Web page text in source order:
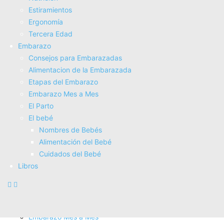
Estiramientos
Ergonomí­a
Tercera Edad
Embarazo
Consejos para Embarazadas
Alimentacion de la Embarazada
Etapas del Embarazo
Embarazo Mes a Mes
El Parto
El bebé
Nombres de Bebés
Alimentación del Bebé
Cuidados del Bebé
Libros
Tienda Bebes
Fisioterapia
Electroterapia
Tratamientos
Masajes
SUPERALIMENTOS
Salud
Consejos sobre salud
Actividad Fí­sica
Nutrición
Estiramientos
Ergonomí­a
Tercera Edad
Embarazo
Embarazo Mes a Mes